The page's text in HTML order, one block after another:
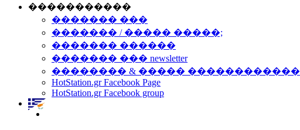
�����������
������� ���
������� / ����� �����;
������� ������
������� ��� newsletter
�������� & ����� ������������
HotStation.gr Facebook Page
HotStation.gr Facebook group